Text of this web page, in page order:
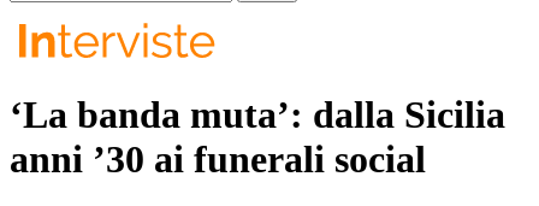
‘La banda muta’: dalla Sicilia
anni ’30 ai funerali social